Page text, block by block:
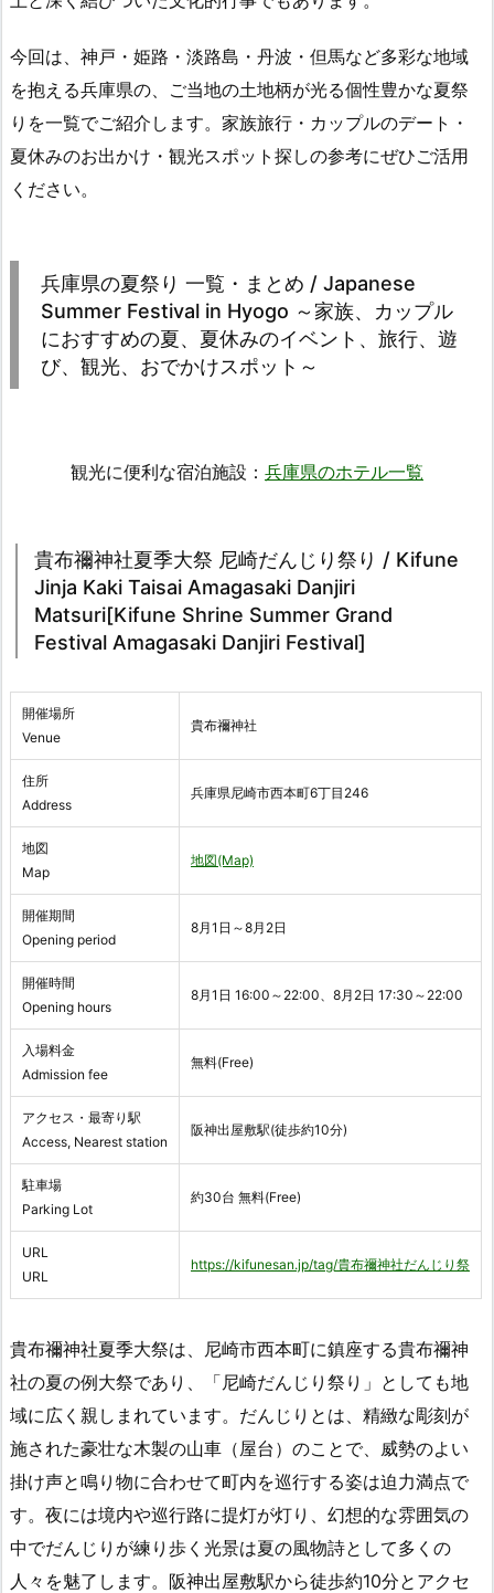
今回は、神戸・姫路・淡路島・丹波・但馬など多彩な地域
を抱える兵庫県の、ご当地の土地柄が光る個性豊かな夏祭
りを一覧でご紹介します。家族旅行・カップルのデート・
夏休みのお出かけ・観光スポット探しの参考にぜひご活用
ください。
兵庫県の夏祭り 一覧・まとめ / Japanese
Summer Festival in Hyogo ～家族、カップル
におすすめの夏、夏休みのイベント、旅行、遊
び、観光、おでかけスポット～
観光に便利な宿泊施設： 兵庫県のホテル一覧
貴布禰神社夏季大祭 尼崎だんじり祭り / Kifune
Jinja Kaki Taisai Amagasaki Danjiri
Matsuri[Kifune Shrine Summer Grand
Festival Amagasaki Danjiri Festival]
開催場所
Venue
貴布禰神社
住所
Address
兵庫県尼崎市西本町6丁目246
地図
Map
地図(Map)
開催期間
Opening period
8月1日～8月2日
開催時間
Opening hours
8月1日 16:00～22:00、8月2日 17:30～22:00
入場料金
Admission fee
無料(Free)
アクセス・最寄り駅
Access, Nearest station
阪神出屋敷駅(徒歩約10分)
駐車場
Parking Lot
約30台 無料(Free)
URL
URL
https://kifunesan.jp/tag/貴布禰神社だんじり祭
貴布禰神社夏季大祭は、尼崎市西本町に鎮座する貴布禰神
社の夏の例大祭であり、「尼崎だんじり祭り」としても地
域に広く親しまれています。だんじりとは、精緻な彫刻が
施された豪壮な木製の山車（屋台）のことで、威勢のよい
掛け声と鳴り物に合わせて町内を巡行する姿は迫力満点で
す。夜には境内や巡行路に提灯が灯り、幻想的な雰囲気の
中でだんじりが練り歩く光景は夏の風物詩として多くの
人々を魅了します。阪神出屋敷駅から徒歩約10分とアクセ